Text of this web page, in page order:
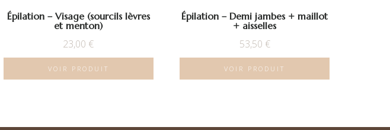
aisselles
Épilation – Visage (sourcils lèvres
et menton)
23,00 €
VOIR PRODUIT
Épilation – Demi jambes + maillot
+ aisselles
53,50 €
VOIR PRODUIT